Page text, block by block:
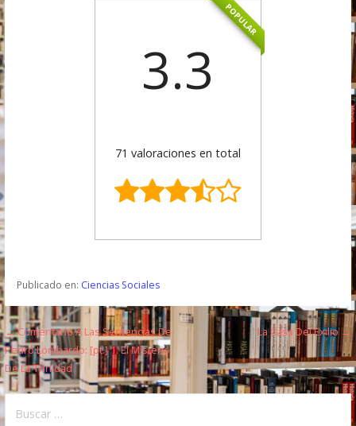
POPULAR
3.3
71 valoraciones en total
Publicado en: Ciencias Sociales
N
a
v
← Comentario A Las Sentencias De
Pedro Lombardo: [pt.] 1. El Misterio
De La Trinidad
La Casa Del Exilio →